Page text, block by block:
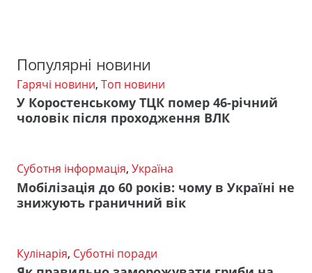
Популярні новини
Гарячі новини, Топ новини
У Коростенському ТЦК помер 46-річний
чоловік після проходження ВЛК
Суботня інформація, Україна
Мобілізація до 60 років: чому в Україні не
знижують граничний вік
Кулінарія, Суботні поради